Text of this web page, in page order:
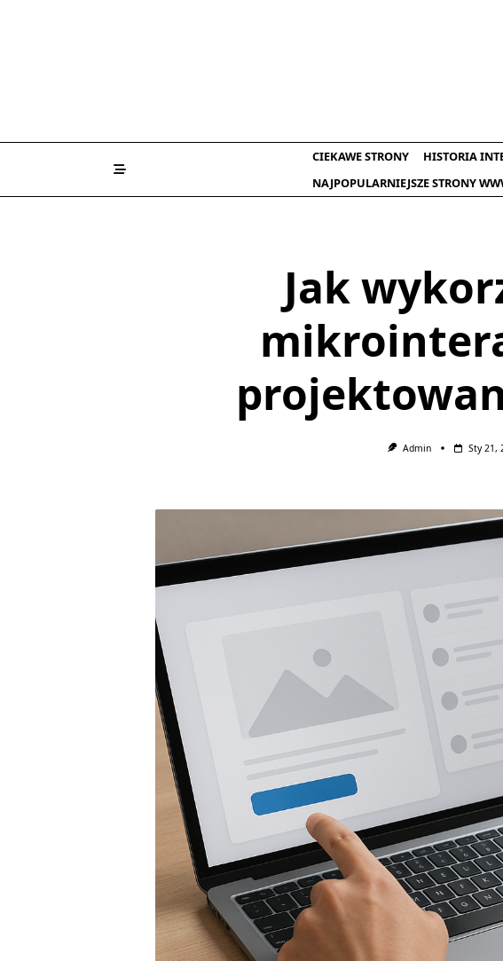
CIEKAWE STRONY HISTORIA
NAJPOPULARNIEJSZE STRONY
Jak
Admin Sty 21,